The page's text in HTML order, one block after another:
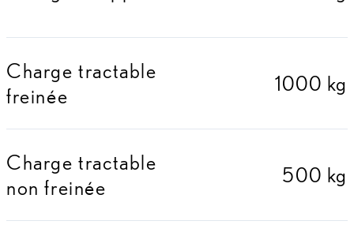
Charge tractable
freinée
1000 kg
Charge tractable
non freinée
500 kg